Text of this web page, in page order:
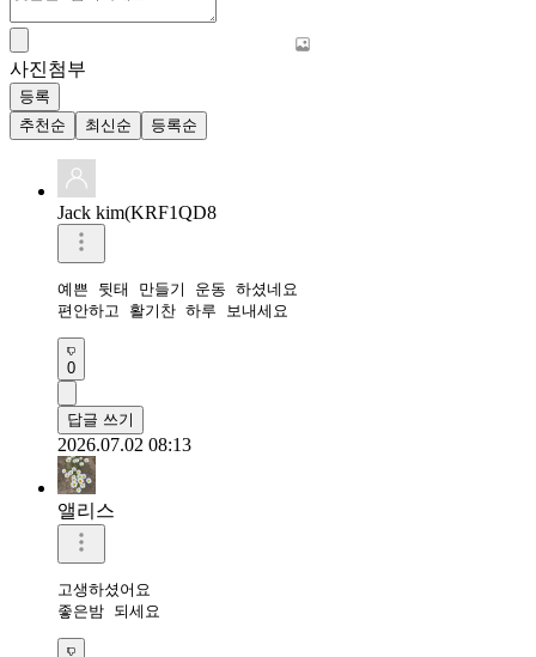
사진첨부
등록
추천순
최신순 등록순
Jack kim(KRF1QD8
예쁜 뒷태 만들기 운동 하셨네요
편안하고 활기찬 하루 보내세요
0
답글 쓰기
2026.07.02 08:13
앨리스
고생하셨어요
좋은밤 되세요